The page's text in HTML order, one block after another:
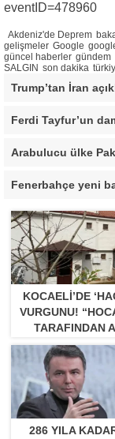
eventID=478960
Akdeniz'de Deprem
gelişmeler Google
güncel haberler gündem
SALGIN son dakika
Ferdi Tayfur’un
Fenerbahçe yeni
KOCAELI’DE
VURGUNU!
TARAFINDAN
286 YILA